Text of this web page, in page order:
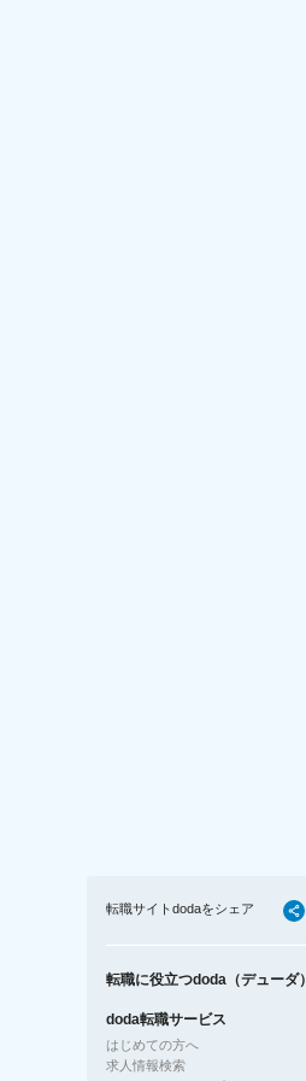
転職サイトdodaをシェア
転職に役立つdoda（デューダ
doda転職サービス
はじめての方へ
求人情報検索